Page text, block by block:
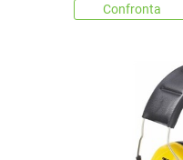
Confronta